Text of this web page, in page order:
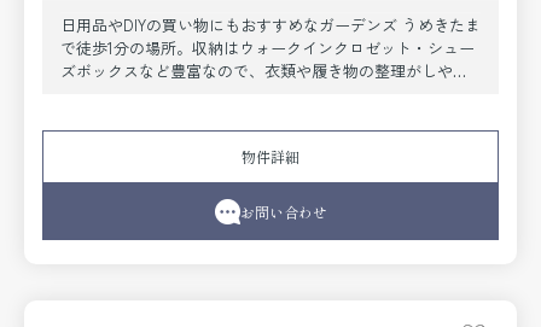
日用品やDIYの買い物にもおすすめなガーデンズ うめきたま
で徒歩1分の場所。収納はウォークインクロゼット・シュー
ズボックスなど豊富なので、衣類や履き物の整理がしやす
内設備は浴室乾燥機・洗面化粧台・食器洗乾燥機など充実
した設備を備え付けています。こちらは1LDKの物件です。
大阪市北区エリアでの新生活をご検討の方に、素敵な暮ら
しを当社のスタッフが全力でサポート致します。東海道本
線大阪付近の情報も満載です。
物件詳細
お問い合わせ